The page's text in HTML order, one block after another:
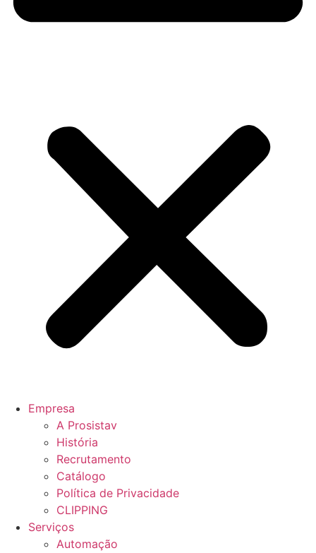
Empresa
A Prosistav
História
Recrutamento
Catálogo
Política de Privacidade
CLIPPING
Serviços
Automação